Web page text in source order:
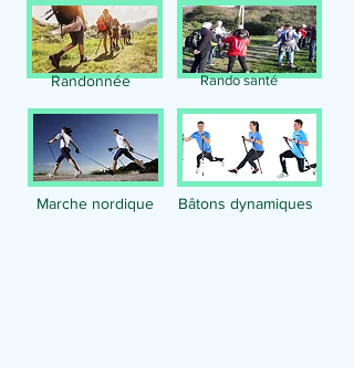
Randonnée Rando santé
Marche nordique Bâtons dynamiques